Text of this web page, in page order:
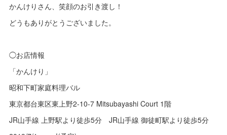
かんけりさん、笑顔のお引き渡し！
どうもありがとうございました。
◯お店情報
「かんけり」
昭和下町家庭料理バル
東京都台東区東上野2-10-7 Mitsubayashi Court 1階
JR山手線 上野駅より徒歩5分 JR山手線 御徒町駅より徒歩5分